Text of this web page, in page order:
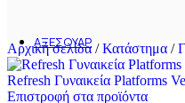
ΑΞΕΣΟΥΆΡ
Ανδρικά
Ανδρικά
Ανδρικά
Αρχική σελίδα / Κατάστημα /
Refresh Γυναικεία Platforms
Επιστροφή στα προϊόντα